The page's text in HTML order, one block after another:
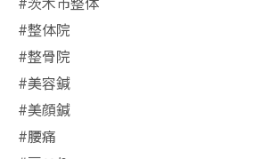
#茨木市整体
#整体院
#整骨院
#美容鍼
#美顔鍼
#腰痛